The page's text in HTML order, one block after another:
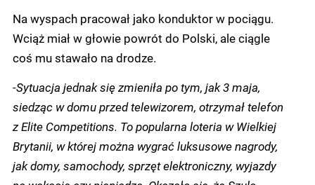
Na wyspach pracował jako konduktor w pociągu.
Wciąż miał w głowie powrót do Polski, ale ciągle
coś mu stawało na drodze.
-Sytuacja jednak się zmieniła po tym, jak 3 maja,
siedząc w domu przed telewizorem, otrzymał telefon
z Elite Competitions. To popularna loteria w Wielkiej
Brytanii, w której można wygrać luksusowe nagrody,
jak domy, samochody, sprzęt elektroniczny, wyjazdy